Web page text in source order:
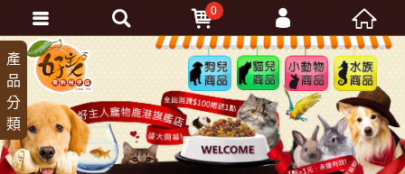
狗兒
商品
貓兒
商品
小動
物商
品
水族
商品
產
品
分
類
0
會員登入
忘記密碼
加入會員
訂單查詢